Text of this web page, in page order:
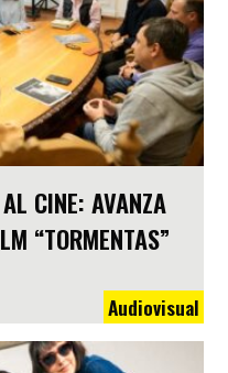
CINE: AVANZA
“TORMENTAS”
Audiovisual